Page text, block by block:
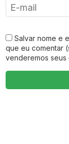
Salvar nome e
que eu comentar
venderemos seus